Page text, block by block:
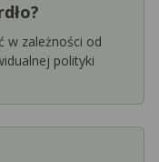
w zależności od
polityki